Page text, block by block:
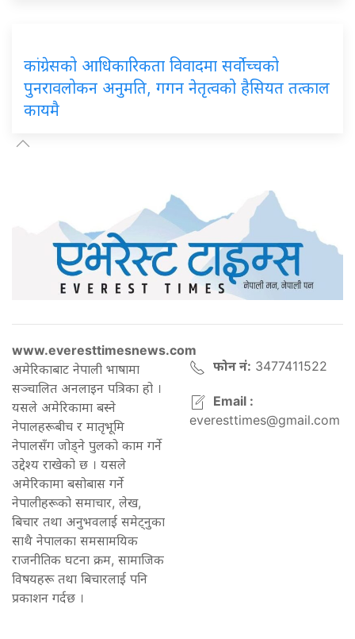
कांग्रेसको आधिकारिकता विवादमा सर्वोच्चको
पुनरावलोकन अनुमति, गगन नेतृत्वको हैसियत तत्काल
कायमै
www.everesttimesnews.com
अमेरिकाबाट नेपाली भाषामा
सञ्चालित अनलाइन पत्रिका हो ।
यसले अमेरिकामा बस्ने
नेपालहरूबीच र मातृभूमि
नेपालसँग जोड्ने पुलको काम गर्ने
उद्देश्य राखेको छ । यसले
अमेरिकामा बसोबास गर्ने
नेपालीहरूको समाचार, लेख,
बिचार तथा अनुभवलाई समेट्नुका
साथै नेपालका समसामयिक
राजनीतिक घटना क्रम, सामाजिक
विषयहरू तथा बिचारलाई पनि
प्रकाशन गर्दछ ।
फोन नं: 3477411522
Email :
everesttimes@gmail.com